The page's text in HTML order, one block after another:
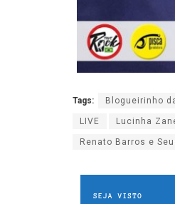
Tags: Blogueirinho
LIVE Lucinha
Renato Barros e